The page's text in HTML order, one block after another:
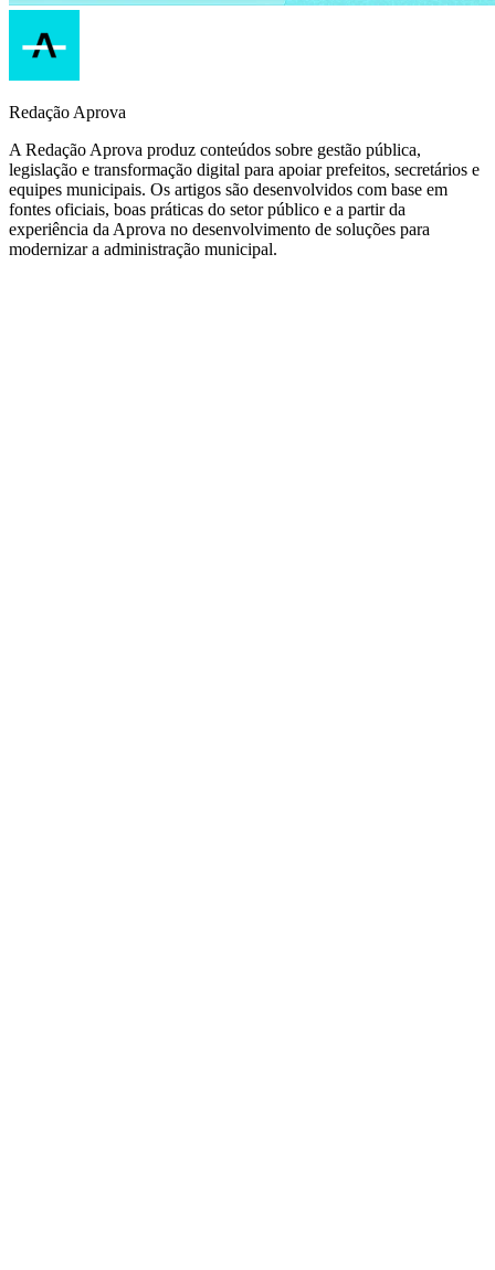
Redação Aprova
A Redação Aprova produz conteúdos sobre gestão pública,
legislação e transformação digital para apoiar prefeitos, secretários e
equipes municipais. Os artigos são desenvolvidos com base em
fontes oficiais, boas práticas do setor público e a partir da
experiência da Aprova no desenvolvimento de soluções para
modernizar a administração municipal.